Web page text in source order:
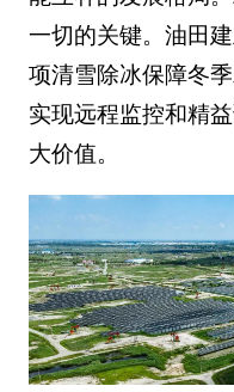
一切的关键。油田
项清雪除冰保障冬
实现远程监控和精
大价值。